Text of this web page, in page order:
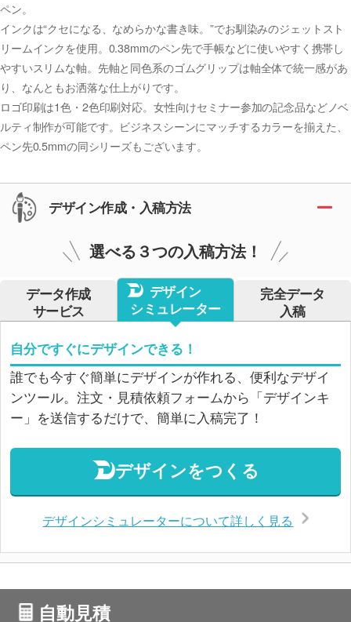
ペン。
インクは“クセになる、なめらかな書き味。”でお馴染みのジェットスト
リームインクを使用。0.38mmのペン先で手帳などに使いやすく携帯し
やすいスリムな軸。先軸と同色系のゴムグリップは軸全体で統一感があ
り、なんともお洒落な仕上がりです。
ロゴ印刷は1色・2色印刷対応。女性向けセミナー参加の記念品などノベ
ルティ制作が可能です。ビジネスシーンにマッチするカラーを揃えた、
ペン先0.5mmの同シリーズもございます。
デザイン作成・入稿方法
選べる３つの入稿方法！
データ作成
サービス
デザイン
シミュレーター
完全データ
入稿
自分ですぐにデザインできる！
誰でも今すぐ簡単にデザインが作れる、便利なデザイ
ンツール。注文・見積依頼フォームから「デザインキ
ー」を送信するだけで、簡単に入稿完了！
デザインをつくる
デザインシミュレーターについて詳しく見る
自動見積